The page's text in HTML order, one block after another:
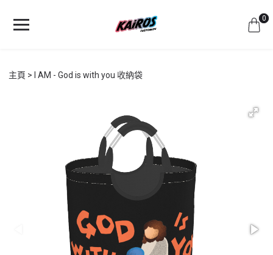
0
主頁 I AM - God is with you 收納袋